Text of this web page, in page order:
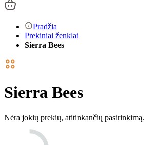
Pradžia
Prekiniai ženklai
Sierra Bees
Sierra Bees
Nėra jokių prekių, atitinkančių pasirinkimą.